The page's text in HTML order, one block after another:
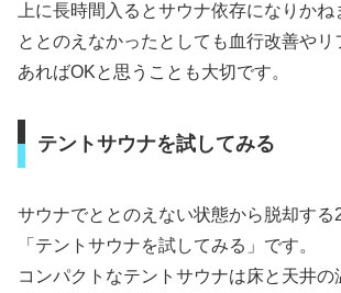
上に長時間入るとサウナ依存になりかね
ととのえなかったとしても血行改善や
あればOKと思うことも大切です。
テントサウナを試してみる
サウナでととのえない状態から脱却する
「テントサウナを試してみる」です。
コンパクトなテントサウナは床と天井の